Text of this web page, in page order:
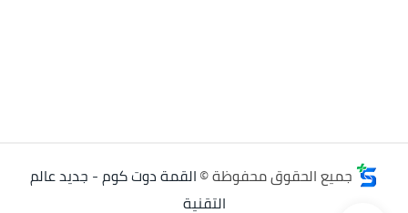
جميع الحقوق محفوظة ©القمة دوت كوم - جديد عالم
التقنية